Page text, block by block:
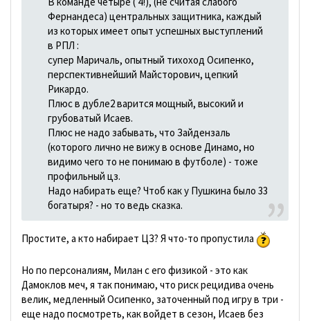
Фернандеса) центральных защитника, каждый
из которых имеет опыт успешных выступлений
в РПЛ :
супер Маричаль, опытный тихоход Осипенко,
перспективнейший Майсторович, цепкий
Рикардо.
Плюс в дубле2 варится мощный, высокий и
грубоватый Исаев.
Плюс не надо забывать, что Зайдензаль
(которого лично не вижу в основе Динамо, но
видимо чего то не понимаю в футболе) - тоже
профильный цз.
Надо набирать еще? Чтоб как у Пушкина было 33
богатыря? - но то ведь сказка.
Простите, а кто набирает ЦЗ? Я что-то пропустила
Но по персоналиям, Милан с его физикой - это как
Дамоклов меч, я так понимаю, что риск рецидива очень
велик, медленный Осипенко, заточенный под игру в три -
еще надо посмотреть, как войдет в сезон, Исаев без